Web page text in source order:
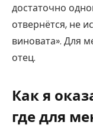
достаточно
отвернётся, не
виновата». Для
отец.
Как я
где для